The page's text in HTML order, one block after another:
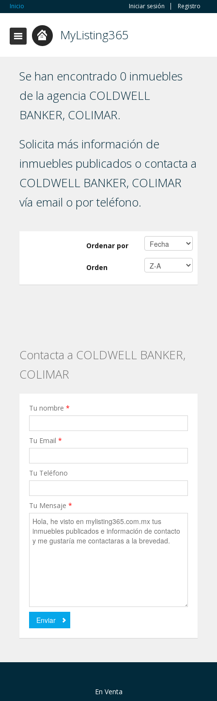
Inicio Iniciar sesión Registro
MyListing365
Se han encontrado 0 inmuebles
de la agencia COLDWELL
BANKER, COLIMAR.
Solicita más información de
inmuebles publicados o contacta a
COLDWELL BANKER, COLIMAR
vía email o por teléfono.
Ordenar por
Orden
Contacta a COLDWELL BANKER,
COLIMAR
Tu nombre *
Tu Email *
Tu Teléfono
Tu Mensaje *
En Venta